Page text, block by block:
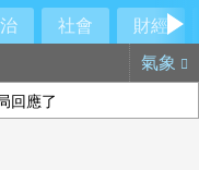
社會
財經
氣象
回應了